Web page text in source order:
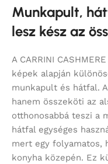
Munkapult,
lesz kész az
A CARRINI
képek alapján
munkapult és hátfal.
hanem összeköti az
otthonosabbá teszi a
hátfal egységes
mert egy folyamatos,
konyha közepén. Ez